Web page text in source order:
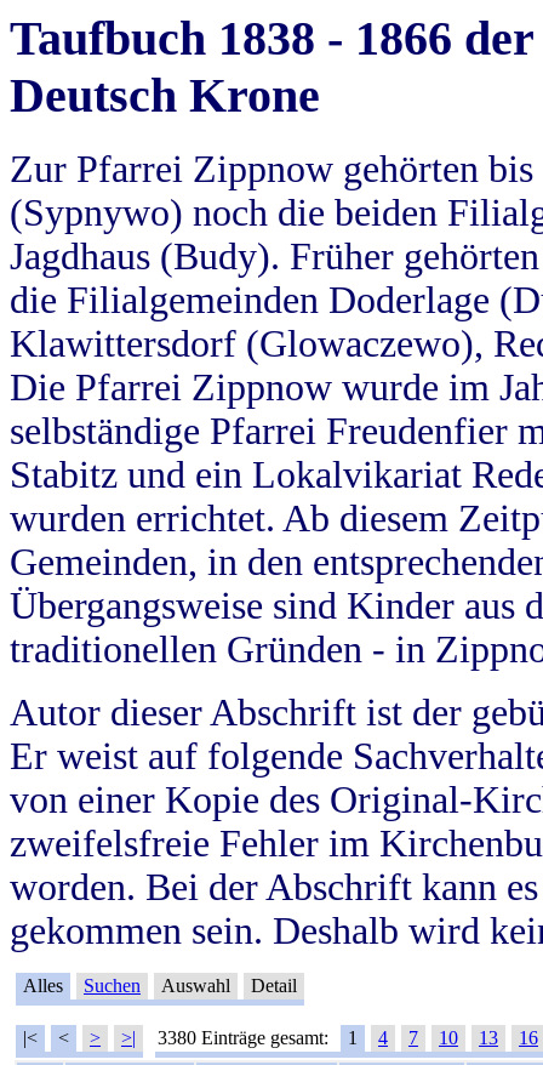
Taufbuch 1838 - 1866
Deutsch Krone
Zur Pfarrei Zippnow gehörten
(Sypnywo) noch die beiden
Jagdhaus (Budy). Früher
die Filialgemeinden Doderlage
Klawittersdorf (Glowaczewo),
Die Pfarrei Zippnow wurde im
selbständige Pfarrei Freudenfier
Stabitz und ein Lokalvikariat
wurden errichtet. Ab diesem
Gemeinden, in den
Übergangsweise sind Kinder aus
traditionellen Gründen - in
Autor dieser Abschrift ist der
Er weist auf folgende
von einer Kopie des Original-
zweifelsfreie Fehler im
worden. Bei der Abschrift kann
gekommen sein. Deshalb wird
Alles Suchen Auswahl Detail
|< < > >| 3380 Einträge gesamt: 1 4 7 10 13
16